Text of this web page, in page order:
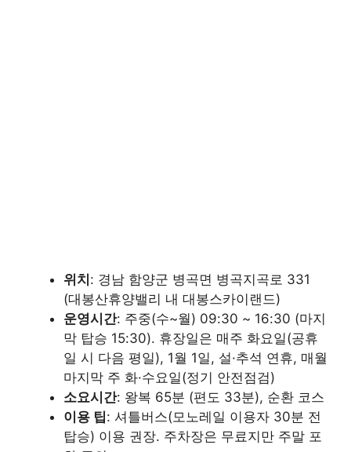
위치: 경남 함양군 병곡면 병곡지곡로 331
(대봉산휴양밸리 내 대봉스카이랜드)
운영시간: 주중(수~월) 09:30 ~ 16:30 (마지
막 탑승 15:30). 휴장일은 매주 화요일(공휴
일 시 다음 평일), 1월 1일, 설·추석 연휴, 매월
마지막 주 화·수요일(정기 안전점검)
소요시간: 왕복 65분 (편도 33분), 순환 코스
이용 팁: 셔틀버스(모노레일 이용자 30분 전
탑승) 이용 권장. 주차장은 무료지만 주말 포